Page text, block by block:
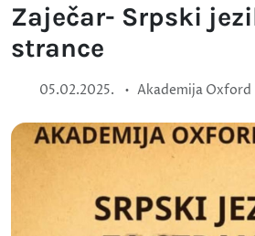
Zaječar- Srpski
strance
05.02.2025. • Akademija Oxford